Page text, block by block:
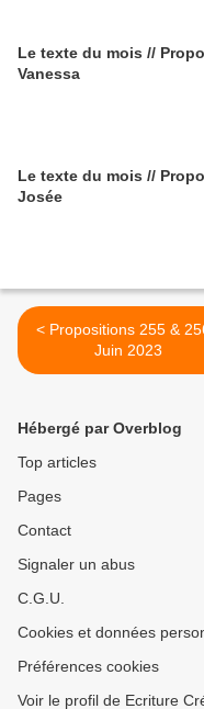
Le texte du mois //
Vanessa
Le texte du mois //
Josée
< Propositions 255 & 256 -
Juin 2023
Hébergé par Overblog
Top articles
Pages
Contact
Signaler un abus
C.G.U.
Cookies et données
Préférences cookies
Voir le profil de Ecriture